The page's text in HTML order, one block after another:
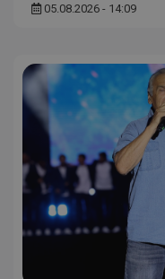
05.08.2026 - 14:09